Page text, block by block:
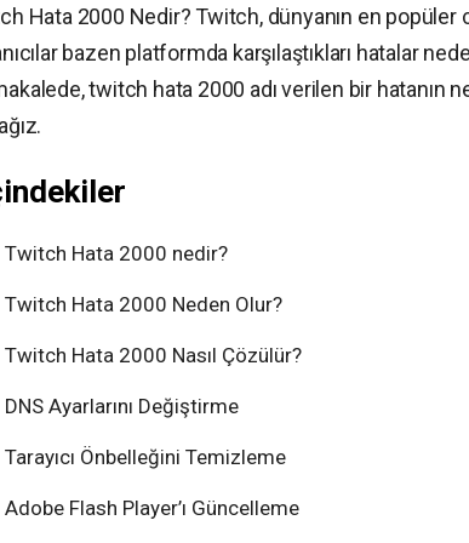
Hata 2000 Nedir? Twitch, dünyanın en popüler
bazen platformda karşılaştıkları hatalar
twitch hata 2000 adı verilen bir hatanın
Twitch Hata 2000 nedir?
Twitch Hata 2000 Neden Olur?
Twitch Hata 2000 Nasıl Çözülür?
DNS Ayarlarını Değiştirme
Tarayıcı Önbelleğini Temizleme
Adobe Flash Player’ı Güncelleme